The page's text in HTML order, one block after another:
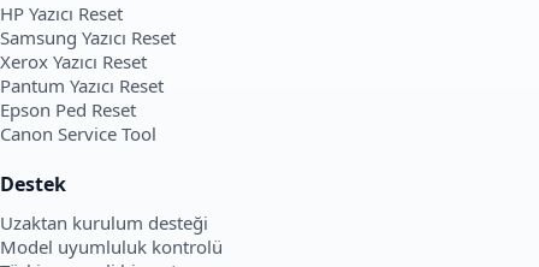
HP Yazıcı Reset
Samsung Yazıcı Reset
Xerox Yazıcı Reset
Pantum Yazıcı Reset
Epson Ped Reset
Canon Service Tool
Destek
Uzaktan kurulum desteği
Model uyumluluk kontrolü